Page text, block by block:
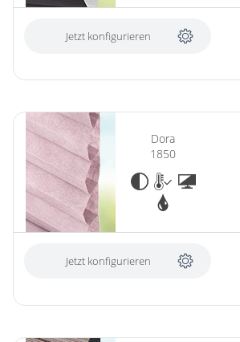
Jetzt konfigurieren
Dora
1850
Jetzt konfigurieren